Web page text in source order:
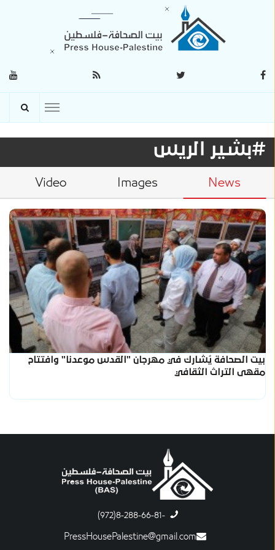
#بشير الريس
News
Images
Video
بيت الصحافة يُشارك في مهرجان "القدس موعدنا" وافتتاح
مقهى التراث الثقافي
-8-288-66-81(972)
PressHousePalestine@gmail.com